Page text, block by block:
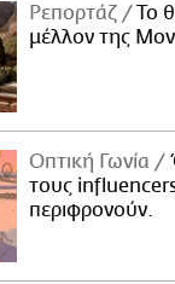
Ρεπορτάζ
Το
μέλλον της
Οπτική Γωνία
τους
περιφρονούν.